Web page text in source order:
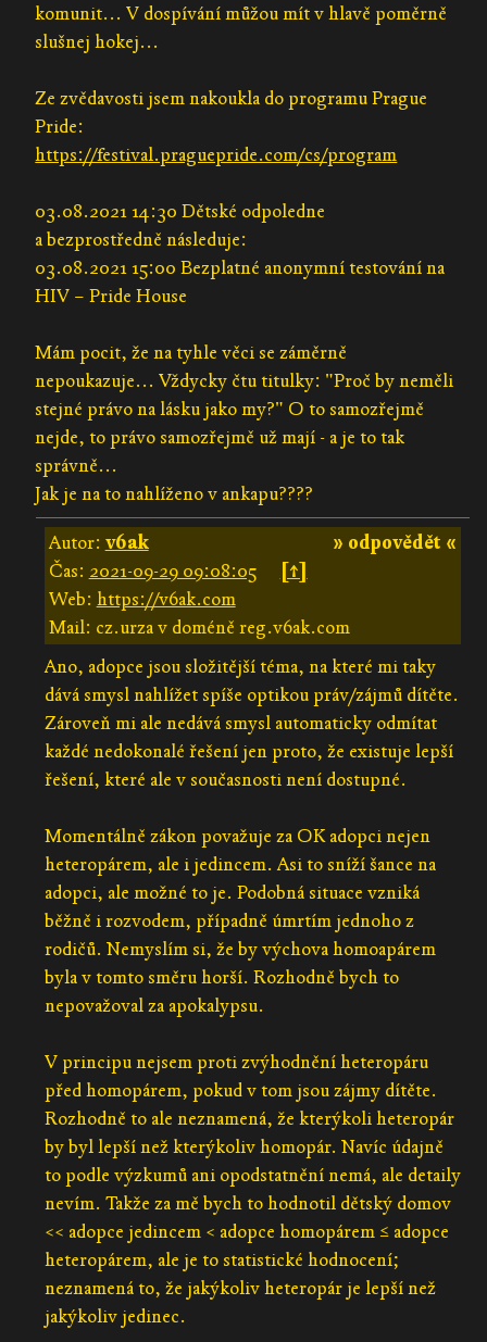
komunit... V dospívání můžou mít v hlavě poměrně
slušnej hokej...
Ze zvědavosti jsem nakoukla do programu Prague
Pride:
https://festival.praguepride.com/cs/program
03.08.2021 14:30 Dětské odpoledne
a bezprostředně následuje:
03.08.2021 15:00 Bezplatné anonymní testování na
HIV – Pride House
Mám pocit, že na tyhle věci se záměrně
nepoukazuje... Vždycky čtu titulky: "Proč by neměli
stejné právo na lásku jako my?" O to samozřejmě
nejde, to právo samozřejmě už mají - a je to tak
správně...
Jak je na to nahlíženo v ankapu????
» odpovědět «
Autor: v6ak
Čas: 2021-09-29 09:08:05
[↑]
Web: https://v6ak.com
Mail: cz.urza v doméně reg.v6ak.com
Ano, adopce jsou složitější téma, na které mi taky
dává smysl nahlížet spíše optikou práv/zájmů dítěte.
Zároveň mi ale nedává smysl automaticky odmítat
každé nedokonalé řešení jen proto, že existuje lepší
řešení, které ale v současnosti není dostupné.
Momentálně zákon považuje za OK adopci nejen
heteropárem, ale i jedincem. Asi to sníží šance na
adopci, ale možné to je. Podobná situace vzniká
běžně i rozvodem, případně úmrtím jednoho z
rodičů. Nemyslím si, že by výchova homoapárem
byla v tomto směru horší. Rozhodně bych to
nepovažoval za apokalypsu.
V principu nejsem proti zvýhodnění heteropáru
před homopárem, pokud v tom jsou zájmy dítěte.
Rozhodně to ale neznamená, že kterýkoli heteropár
by byl lepší než kterýkoliv homopár. Navíc údajně
to podle výzkumů ani opodstatnění nemá, ale detaily
nevím. Takže za mě bych to hodnotil dětský domov
<< adopce jedincem < adopce homopárem ≤ adopce
heteropárem, ale je to statistické hodnocení;
neznamená to, že jakýkoliv heteropár je lepší než
jakýkoliv jedinec.